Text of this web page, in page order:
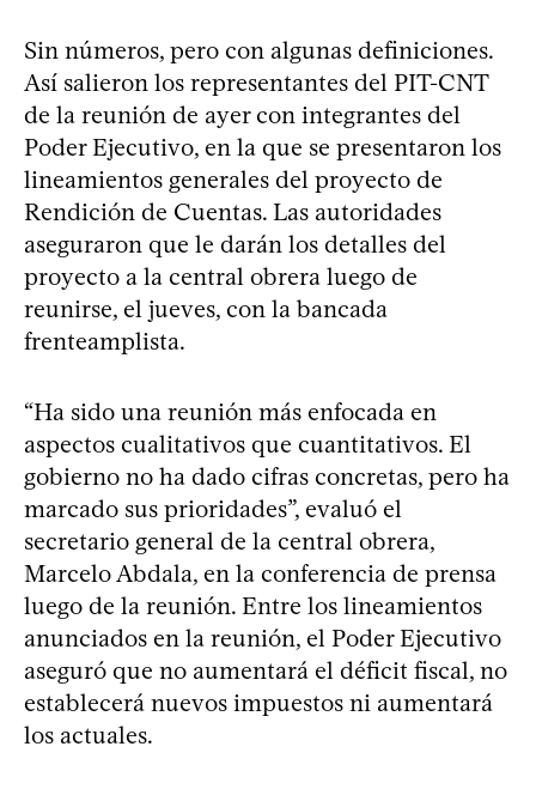
Sin números, pero con algunas definiciones.
Así salieron los representantes del PIT-CNT
de la reunión de ayer con integrantes del
Poder Ejecutivo, en la que se presentaron los
lineamientos generales del proyecto de
Rendición de Cuentas. Las autoridades
aseguraron que le darán los detalles del
proyecto a la central obrera luego de
reunirse, el jueves, con la bancada
frenteamplista.
“Ha sido una reunión más enfocada en
aspectos cualitativos que cuantitativos. El
gobierno no ha dado cifras concretas, pero ha
marcado sus prioridades”, evaluó el
secretario general de la central obrera,
Marcelo Abdala, en la conferencia de prensa
luego de la reunión. Entre los lineamientos
anunciados en la reunión, el Poder Ejecutivo
aseguró que no aumentará el déficit fiscal, no
establecerá nuevos impuestos ni aumentará
los actuales.